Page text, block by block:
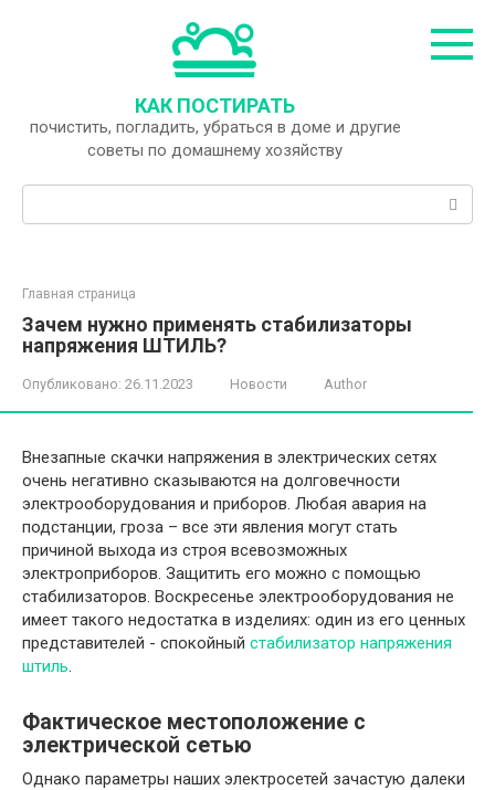
КАК ПОСТИРАТЬ
почистить, погладить, убраться в доме и другие
советы по домашнему хозяйству
Главная страница
Зачем нужно применять стабилизаторы
напряжения ШТИЛЬ?
Опубликовано: 26.11.2023 Новости Author
Внезапные скачки напряжения в электрических сетях
очень негативно сказываются на долговечности
электрооборудования и приборов. Любая авария на
подстанции, гроза – все эти явления могут стать
причиной выхода из строя всевозможных
электроприборов. Защитить его можно с помощью
стабилизаторов. Воскресенье электрооборудования не
имеет такого недостатка в изделиях: один из его ценных
представителей - спокойный стабилизатор напряжения
штиль.
Фактическое местоположение с
электрической сетью
Однако параметры наших электросетей зачастую далеки